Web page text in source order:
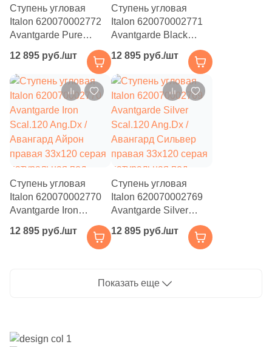
Peronda (288)
Persepolis Tile (
Persian Tile (10
Petracers (
Piemme Ceramiche (24 )
Piemme Valentino (
Pieza Ceramica (
Planet Ceramics (
Polo Gres (2)
Porcelanicos HDC (
Porcelanite Dos ( 58 )
Ступень угловая
Italon 620070002772
Avantgarde Pure
Авангард Пьюр левая
33x120 серая
натуральная под
бетон
12 895 руб./шт
Ступень угловая
Italon 620070002771
Avantgarde Black
Авангард Блэк
правая 33x120
черная натуральная
под бетон
12 895 руб./шт
Ступень угловая
Italon 620070002770
Avantgarde Iron
Авангард Айрон
правая 33x120 серая
12 895 руб./шт
Ступень угловая
Italon 620070002769
Avantgarde Silver
Авангард Сильвер
правая 33x120 серая
12 895 руб./шт
Показать еще